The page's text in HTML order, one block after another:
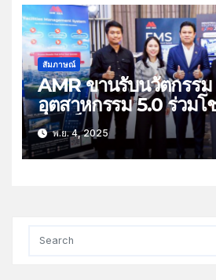
สัมภาษณ์
AMR ขานรับนวัตกรรม
อุตสาหกรรม 5.0 ร่วมโ
การเป็นผู้นำด้านวิศวกร
โซลูชันอัจฉริยะครบวงจร
พ.ย. 4, 2025